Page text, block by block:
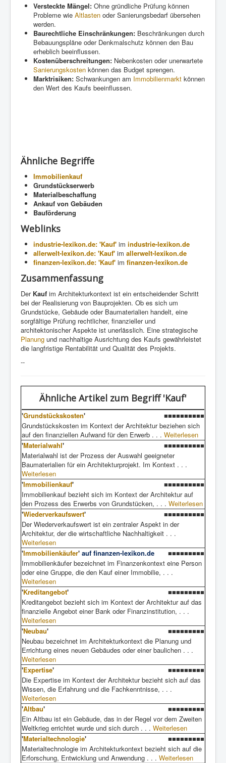
Versteckte Mängel: Ohne gründliche Prüfung können
Probleme wie Altlasten oder Sanierungsbedarf übersehen
werden.
Baurechtliche Einschränkungen: Beschränkungen durch
Bebauungspläne oder Denkmalschutz können den Bau
erheblich beeinflussen.
Kostenüberschreitungen: Nebenkosten oder unerwartete
Sanierungskosten können das Budget sprengen.
Marktrisiken: Schwankungen am Immobilienmarkt können
den Wert des Kaufs beeinflussen.
Ähnliche Begriffe
Immobilienkauf
Grundstückserwerb
Materialbeschaffung
Ankauf von Gebäuden
Bauförderung
Weblinks
industrie-lexikon.de: 'Kauf' im industrie-lexikon.de
allerwelt-lexikon.de: 'Kauf' im allerwelt-lexikon.de
finanzen-lexikon.de: 'Kauf' im finanzen-lexikon.de
Zusammenfassung
Der Kauf im Architekturkontext ist ein entscheidender Schritt
bei der Realisierung von Bauprojekten. Ob es sich um
Grundstücke, Gebäude oder Baumaterialien handelt, eine
sorgfältige Prüfung rechtlicher, finanzieller und
architektonischer Aspekte ist unerlässlich. Eine strategische
Planung und nachhaltige Ausrichtung des Kaufs gewährleistet
die langfristige Rentabilität und Qualität des Projekts.
--
Ähnliche Artikel zum Begriff 'Kauf'
'Grundstückskosten'
■■■■■■■■■■
Grundstückskosten im Kontext der Architektur beziehen sich
auf den finanziellen Aufwand für den Erwerb . . . Weiterlesen
'Materialwahl'
■■■■■■■■■■
Materialwahl ist der Prozess der Auswahl geeigneter
Baumaterialien für ein Architekturprojekt. Im Kontext . . .
Weiterlesen
'Immobilienkauf'
■■■■■■■■■■
Immobilienkauf bezieht sich im Kontext der Architektur auf
den Prozess des Erwerbs von Grundstücken, . . . Weiterlesen
'Wiederverkaufswert'
■■■■■■■■■■
Der Wiederverkaufswert ist ein zentraler Aspekt in der
Architektur, der die wirtschaftliche Nachhaltigkeit . . .
Weiterlesen
'Immobilienkäufer' auf finanzen-lexikon.de
■■■■■■■■■
Immobilienkäufer bezeichnet im Finanzenkontext eine Person
oder eine Gruppe, die den Kauf einer Immobilie, . . .
Weiterlesen
'Kreditangebot'
■■■■■■■■■
Kreditangebot bezieht sich im Kontext der Architektur auf das
finanzielle Angebot einer Bank oder Finanzinstitution, . . .
Weiterlesen
'Neubau'
■■■■■■■■■
Neubau bezeichnet im Architekturkontext die Planung und
Errichtung eines neuen Gebäudes oder einer baulichen . . .
Weiterlesen
'Expertise'
■■■■■■■■■
Die Expertise im Kontext der Architektur bezieht sich auf das
Wissen, die Erfahrung und die Fachkenntnisse, . . .
Weiterlesen
'Altbau'
■■■■■■■■■
Ein Altbau ist ein Gebäude, das in der Regel vor dem Zweiten
Weltkrieg errichtet wurde und sich durch . . . Weiterlesen
'Materialtechnologie'
■■■■■■■■■
Materialtechnologie im Architekturkontext bezieht sich auf die
Erforschung, Entwicklung und Anwendung . . . Weiterlesen